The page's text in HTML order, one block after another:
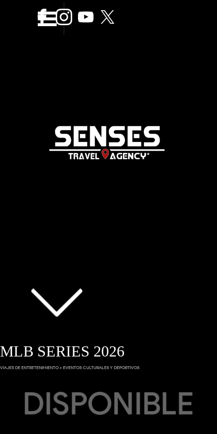
Saltar menÃº
MLB SERIES 2026
VIAJES DE ENTRETENIMIENTO > EVENTOS CULTURALES Y DEPORTIVOS
DISPONIBLE